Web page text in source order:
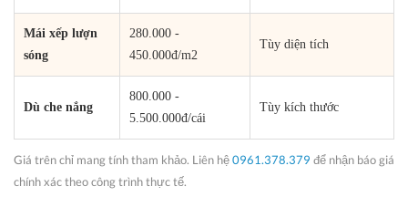
Mái xếp lượn
sóng
280.000 -
450.000đ/m2
Tùy diện tích
Dù che nắng
800.000 -
5.500.000đ/cái
Tùy kích thước
Giá trên chỉ mang tính tham khảo. Liên hệ0961.378.379 để nhận báo giá
chính xác theo công trình thực tế.